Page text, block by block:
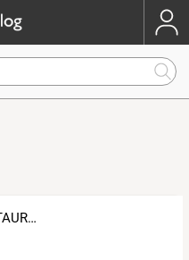
CAFE-BAR-RESTAURANT LE CHALET DU LAC. Presqu'ile de LAUSSAC. Vallée de la Truyère. Lac du Barrage de Sarrans.